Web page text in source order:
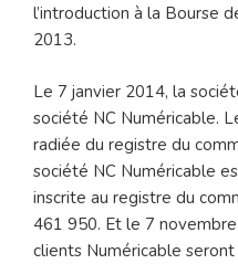
l’introduction à la Bourse
2013.
Le 7 janvier 2014, la
société NC Numéricable.
radiée du registre du
société NC Numéricable
inscrite au registre du
461 950. Et le 7
clients Numéricable